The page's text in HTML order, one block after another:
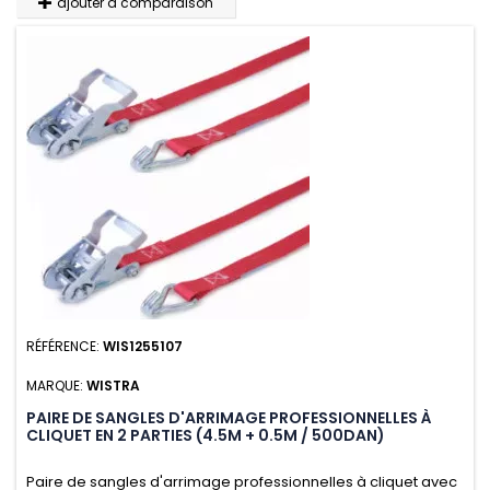
RÉFÉRENCE: WIS1255107
MARQUE: WISTRA
PAIRE DE SANGLES D'ARRIMAGE PROFESSIONNELLES À
CLIQUET EN 2 PARTIES (4.5M + 0.5M / 500DAN)
Paire de sangles d'arrimage professionnelles à cliquet avec